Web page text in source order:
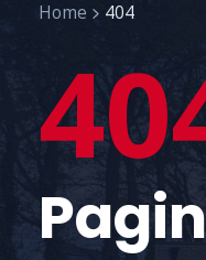
Home 404